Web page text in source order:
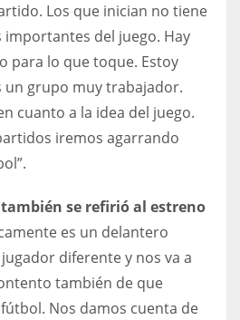
Los que inician no tiene
importantes del juego. Hay
para lo que toque. Estoy
grupo muy trabajador.
cuanto a la idea del juego.
iremos agarrando
se refirió al estreno
es un delantero
diferente y nos va a
también de que
Nos damos cuenta de